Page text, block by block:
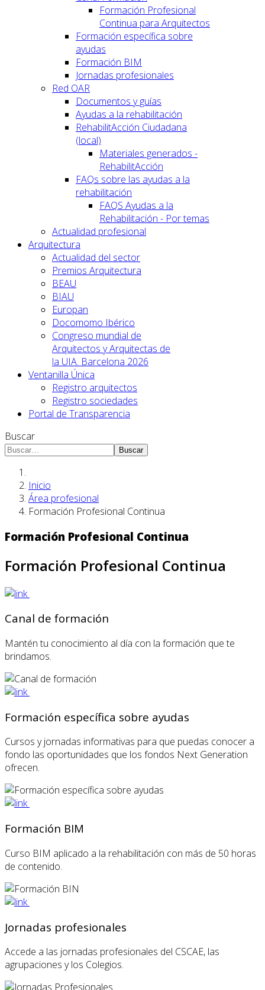
Formación Profesional
Continua para Arquitectos
Formación específica sobre
ayudas
Formación BIM
Jornadas profesionales
Red OAR
Documentos y guías
Ayudas a la rehabilitación
RehabilitAcción Ciudadana
(local)
Materiales generados -
RehabilitAcción
FAQs sobre las ayudas a la
rehabilitación
FAQS Ayudas a la
Rehabilitación - Por temas
Actualidad profesional
Arquitectura
Actualidad del sector
Premios Arquitectura
BEAU
BIAU
Europan
Docomomo Ibérico
Congreso mundial de
Arquitectos y Arquitectas de
la UIA. Barcelona 2026
Ventanilla Única
Registro arquitectos
Registro sociedades
Portal de Transparencia
Buscar
Buscar
Inicio
Área profesional
Formación Profesional Continua
Formación Profesional Continua
Formación Profesional Continua
Canal de formación
Mantén tu conocimiento al día con la formación que te
brindamos.
Formación específica sobre ayudas
Cursos y jornadas informativas para que puedas conocer a
fondo las oportunidades que los fondos Next Generation
ofrecen.
Formación BIM
Curso BIM aplicado a la rehabilitación con más de 50 horas
de contenido.
Jornadas profesionales
Accede a las jornadas profesionales del CSCAE, las
agrupaciones y los Colegios.